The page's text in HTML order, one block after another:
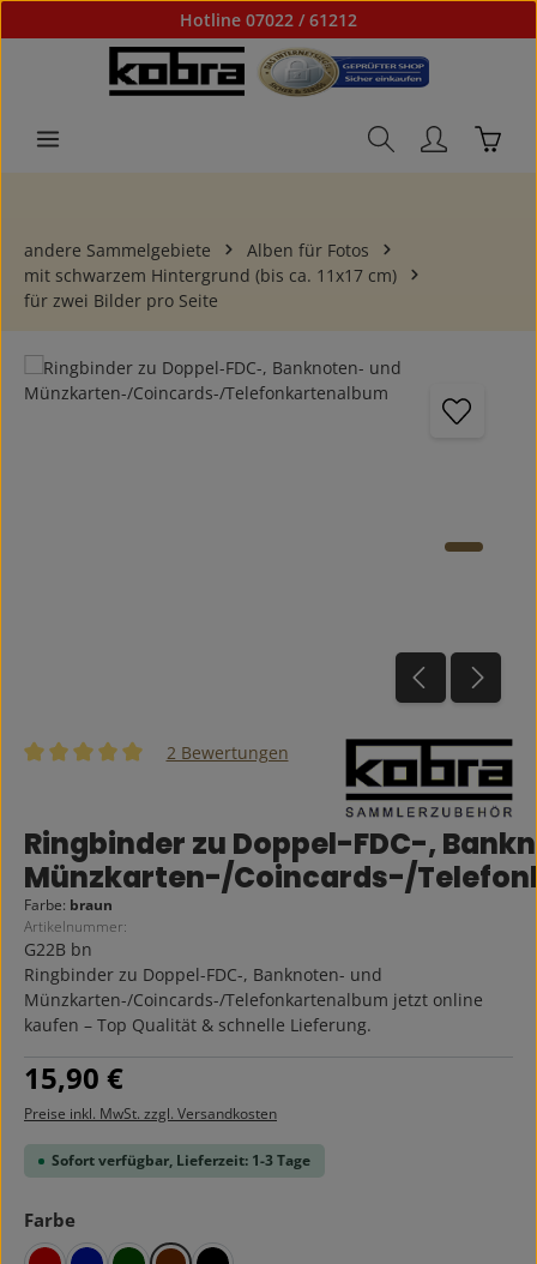
Zum Hauptinhalt springenHotline 07022 / 61212
andere Sammelgebiete
Alben für Fotos
mit schwarzem Hintergrund (bis ca. 11x17 cm)
für zwei Bilder pro Seite
Bildergalerie überspringen
Durchschnittliche Bewertung von 5 von 5 Sternen
2 Bewertungen
Ringbinder zu Doppel-FDC-,
Münzkarten-/Coincards-/
Farbe: braun
Artikelnummer:
G22B bn
Ringbinder zu Doppel-FDC-, Banknoten- und
Münzkarten-/Coincards-/Telefonkartenalbum jetzt online
kaufen – Top Qualität & schnelle Lieferung.
Regulärer Preis:
15,90 €
Preise inkl. MwSt. zzgl. Versandkosten
Sofort verfügbar, Lieferzeit: 1-3 Tage
Farbe